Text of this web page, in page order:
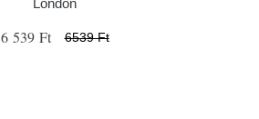
London
6 539 Ft 6539 Ft